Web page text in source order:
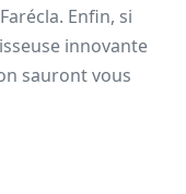
Enfin, si
innovante
sauront vous